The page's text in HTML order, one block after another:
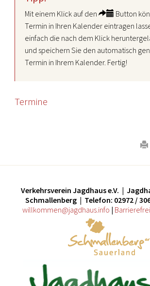
Mit einem Klick auf den
Button
Termin in Ihren Kalender eintragen
einfach die nach dem Klick
und speichern Sie den automatisch
Termin in Ihrem Kalender. Fertig!
Termine
Verkehrsverein Jagdhaus e.V. |
Schmallenberg | Telefon: 02972 /
willkommen@jagdhaus.info |